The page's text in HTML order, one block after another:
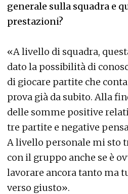
generale sulla squadra e
prestazioni?
«A livello di squadra,
dato la possibilità di
di giocare partite che
prova già da subito. Alla
delle somme positive
tre partite e negative
A livello personale mi sto
con il gruppo anche se è
lavorare ancora tanto ma
verso giusto».